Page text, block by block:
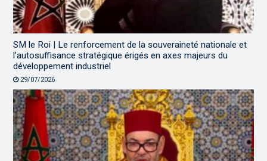
SM le Roi | Le renforcement de la souveraineté nationale et
l’autosuffisance stratégique érigés en axes majeurs du
développement industriel
29/07/2026